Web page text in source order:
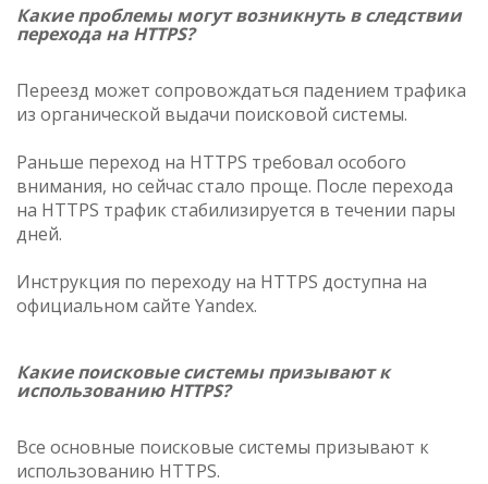
Какие проблемы могут возникнуть в следствии
перехода на HTTPS?
Переезд может сопровождаться падением трафика
из органической выдачи поисковой системы.
Раньше переход на HTTPS требовал особого
внимания, но сейчас стало проще. После перехода
на HTTPS трафик стабилизируется в течении пары
дней.
Инструкция по переходу на HTTPS доступна на
официальном сайте Yandex.
Какие поисковые системы призывают к
использованию HTTPS?
Все основные поисковые системы призывают к
использованию HTTPS.